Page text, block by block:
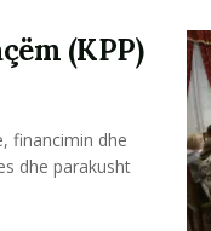
(KPP)
financimin dhe
dhe parakusht